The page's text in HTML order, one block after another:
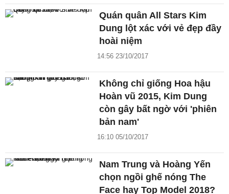
Quán quân All Stars Kim
Dung lột xác với vẻ đẹp đầy
hoài niệm
14:56 23/10/2017
Không chỉ giống Hoa hậu
Hoàn vũ 2015, Kim Dung
còn gây bất ngờ với 'phiên
bản nam'
16:10 05/10/2017
Nam Trung và Hoàng Yến
chọn ngồi ghế nóng The
Face hay Top Model 2018?